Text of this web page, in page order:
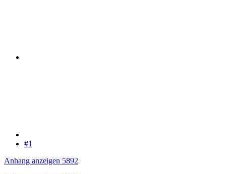
#1
Anhang anzeigen 5892